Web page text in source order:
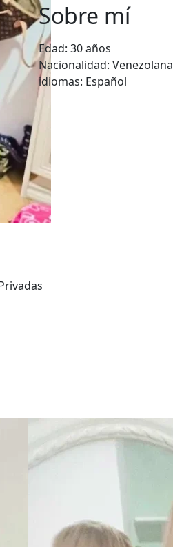
Sobre mí
Edad: 30 años
Nacionalidad: Venezolana
idiomas: Español